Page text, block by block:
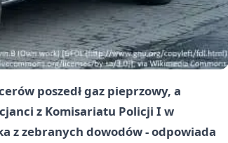
poszedł gaz pieprzowy, a
z Komisariatu Policji I w
z zebranych dowodów - odpowiada